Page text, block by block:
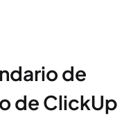
de
de ClickUp